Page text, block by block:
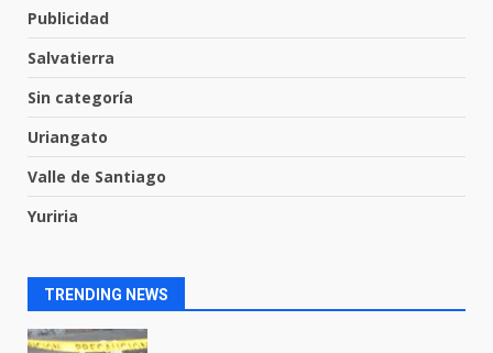
Publicidad
Salvatierra
Sin categoría
Uriangato
Valle de Santiago
Yuriria
TRENDING NEWS
7
1
2
8 de agosto de 2026